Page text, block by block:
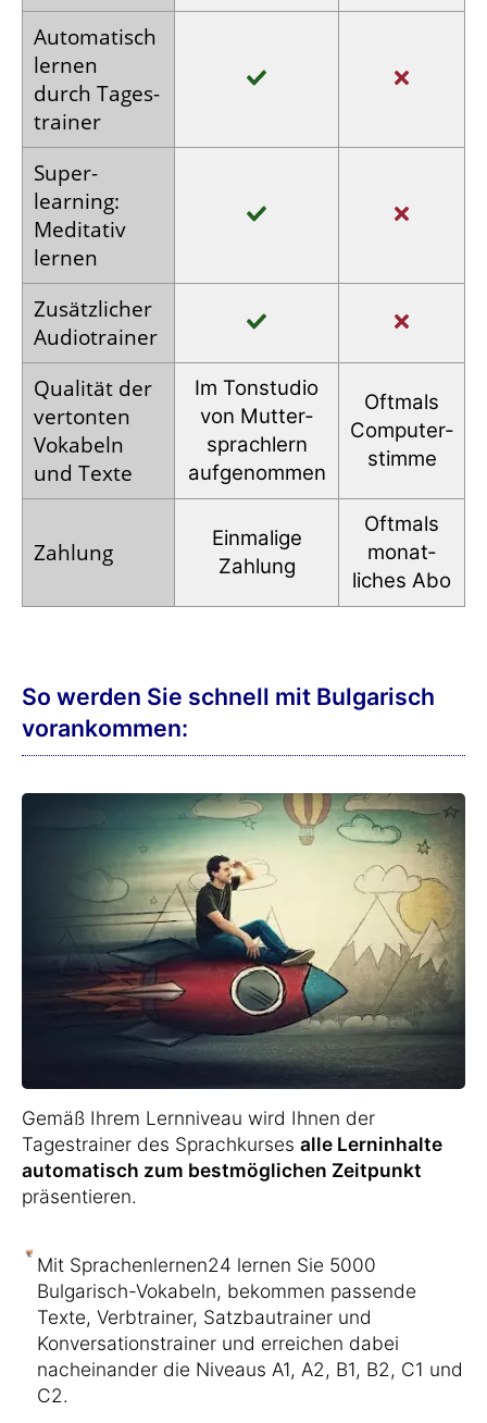
Auto­matisch
lernen
durch Tages­
trainer
Super­
learning:
Meditativ
lernen
Zusätz­licher
Audio­trainer
Qualität der
vertonten
Vokabeln
und Texte
Im Tonstudio
von Mutter­
sprachlern
auf­genommen
Oftmals
Computer­
stimme
Zahlung
Einmalige
Zahlung
Oftmals
monat­
liches Abo
So werden Sie schnell mit Bulgarisch
vorankommen:
Gemäß Ihrem Lernniveau wird Ihnen der
Tagestrainer des Sprachkurses alle Lerninhalte
automatisch zum bestmöglichen Zeitpunkt
präsentieren.
Mit Sprachenlernen24 lernen Sie 5000
Bulgarisch-Vokabeln, bekommen passende
Texte, Verbtrainer, Satzbautrainer und
Konversationstrainer und erreichen dabei
nacheinander die Niveaus A1, A2, B1, B2, C1 und
C2.